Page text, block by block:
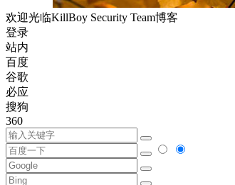
欢迎光临KillBoy Security Team博客
登录
站内
百度
谷歌
必应
搜狗
360